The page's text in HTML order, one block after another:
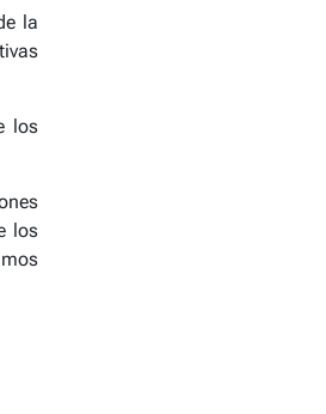
la
los
los